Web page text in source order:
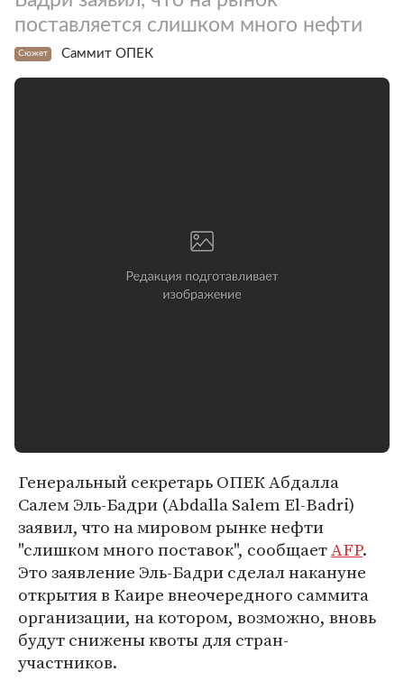
поставляется слишком много нефти
Сюжет Саммит ОПЕК
Генеральный секретарь ОПЕК Абдалла
Салем Эль-Бадри (Abdalla Salem El-Badri)
заявил, что на мировом рынке нефти
"слишком много поставок", сообщаетAFP.
Это заявление Эль-Бадри сделал накануне
открытия в Каире внеочередного саммита
организации, на котором, возможно, вновь
будут снижены квоты для стран-
участников.